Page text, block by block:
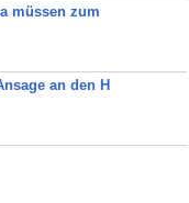
müssen zum
an den H